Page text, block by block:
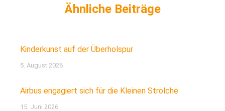
Kinderkunst auf der Überholspur
5. August 2026
Airbus engagiert sich für die Kleinen Strolche
15. Juni 2026